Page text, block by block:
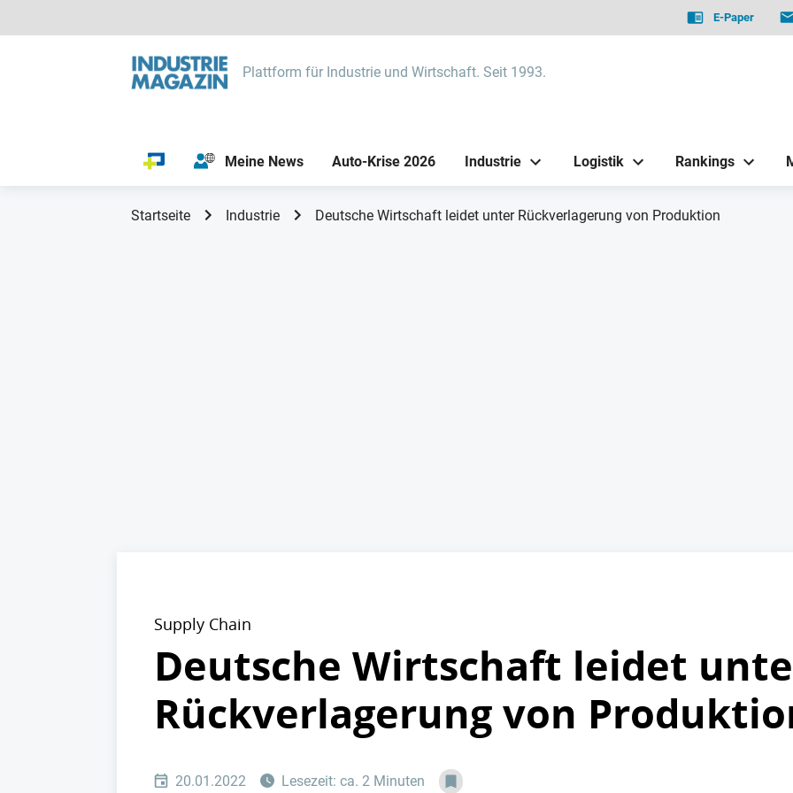
E-Paper
Plattform für Industrie und Wirtschaft. Seit 1993.
Meine News Auto-Krise 2026 Industrie Logistik Rankings
Startseite Industrie Deutsche Wirtschaft leidet unter Rückverlagerung von Produktion
Supply Chain
Deutsche Wirtschaft leidet
Rückverlagerung von
20.01.2022 Lesezeit: ca. 2 Minuten